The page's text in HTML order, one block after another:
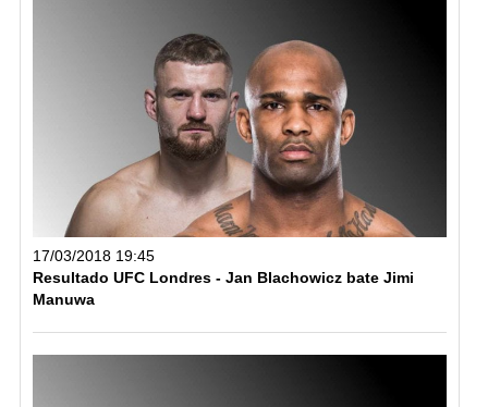
17/03/2018 19:45
Resultado UFC Londres - Jan Blachowicz bate Jimi
Manuwa